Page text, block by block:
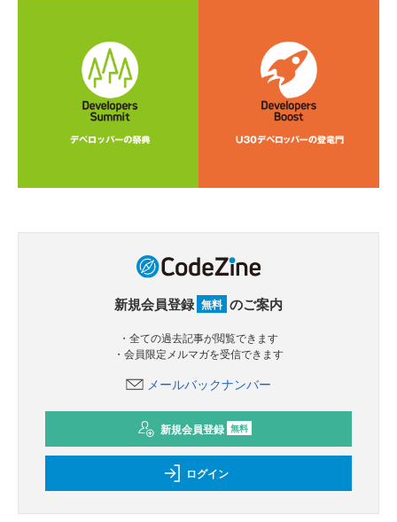
新規会員登録 無料 のご案内
・全ての過去記事が閲覧できます
・会員限定メルマガを受信できます
メールバックナンバー
新規会員登録 無料
ログイン